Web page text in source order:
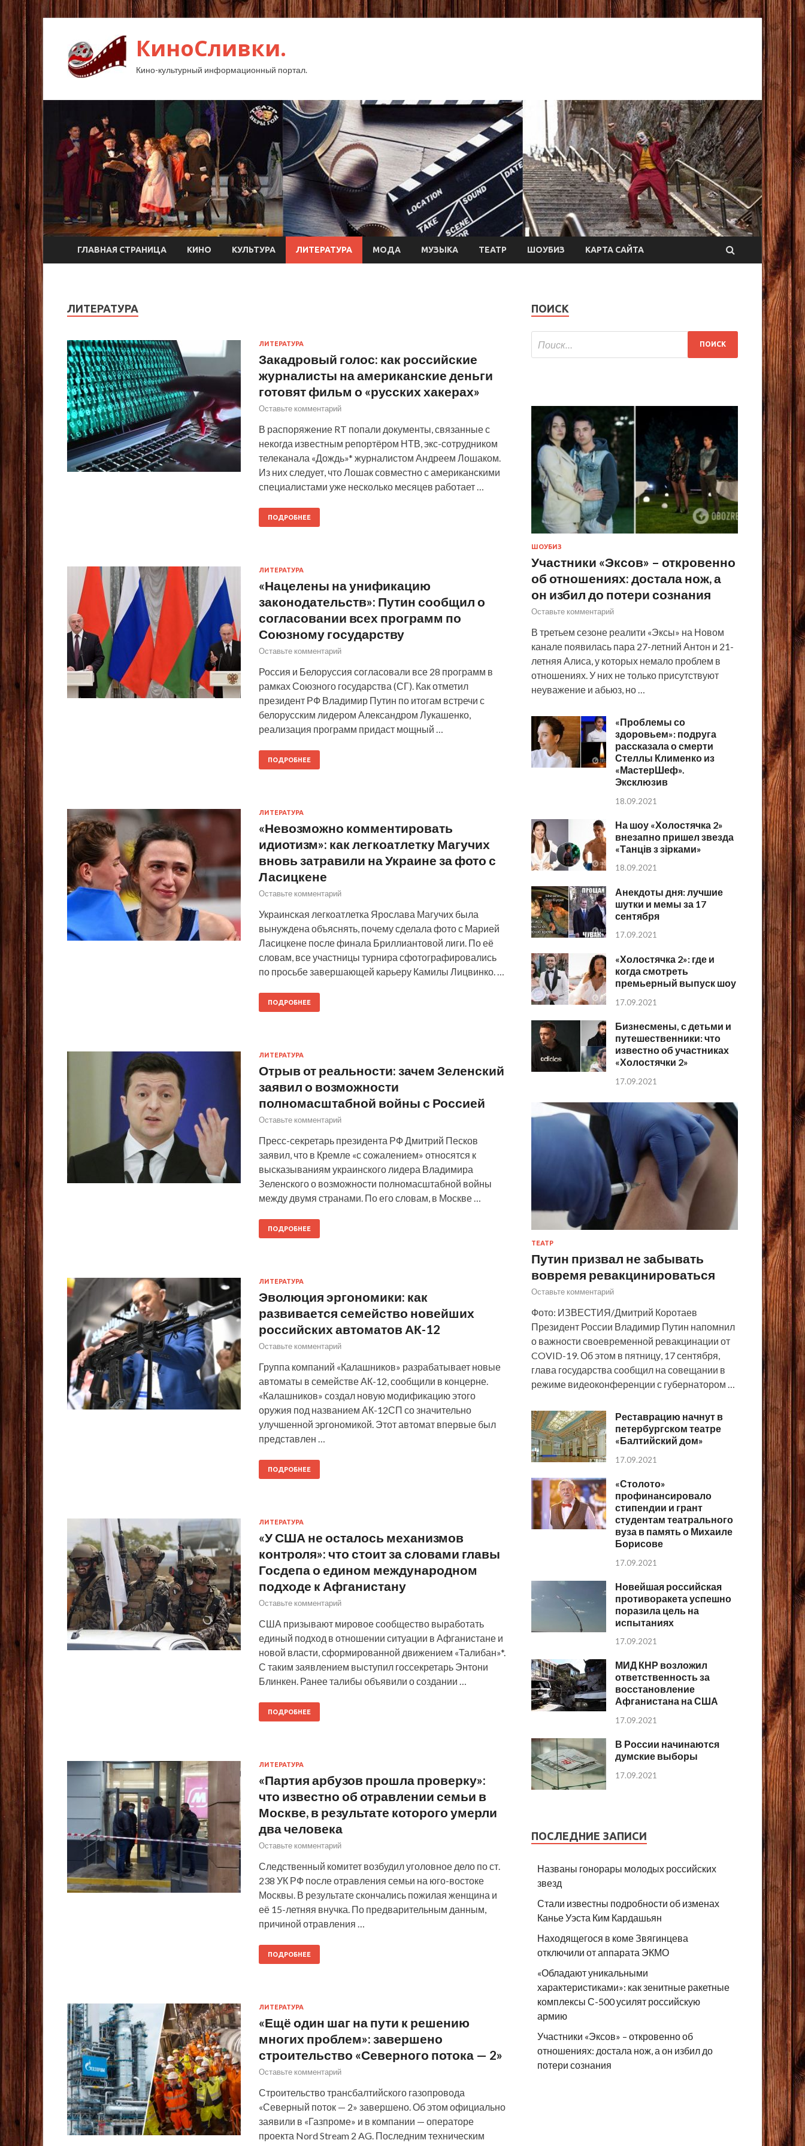
КиноСливки.
Кино-культурный информационный портал.
ГЛАВНАЯ СТРАНИЦА КИНО КУЛЬТУРА ЛИТЕРАТУРА МОДА МУЗЫКА ТЕАТР ШОУБИЗ КАРТА САЙТА
ЛИТЕРАТУРА
ЛИТЕРАТУРА
Закадровый голос: как российские
журналисты на американские деньги
готовят фильм о «русских хакерах»
Оставьте комментарий
В распоряжение RT попали документы, связанные с
некогда известным репортёром НТВ, экс-сотрудником
телеканала «Дождь»* журналистом Андреем Лошаком.
Из них следует, что Лошак совместно с американскими
специалистами уже несколько месяцев работает …
ПОДРОБНЕЕ
ЛИТЕРАТУРА
«Нацелены на унификацию
законодательств»: Путин сообщил о
согласовании всех программ по
Союзному государству
Оставьте комментарий
Россия и Белоруссия согласовали все 28 программ в
рамках Союзного государства (СГ). Как отметил
президент РФ Владимир Путин по итогам встречи с
белорусским лидером Александром Лукашенко,
реализация программ придаст мощный …
ПОДРОБНЕЕ
ЛИТЕРАТУРА
«Невозможно комментировать
идиотизм»: как легкоатлетку Магучих
вновь затравили на Украине за фото с
Ласицкене
Оставьте комментарий
Украинская легкоатлетка Ярослава Магучих была
вынуждена объяснять, почему сделала фото с Марией
Ласицкене после финала Бриллиантовой лиги. По её
словам, все участницы турнира сфотографировались
по просьбе завершающей карьеру Камилы Лицвинко. …
ПОДРОБНЕЕ
ЛИТЕРАТУРА
Отрыв от реальности: зачем Зеленский
заявил о возможности
полномасштабной войны с Россией
Оставьте комментарий
Пресс-секретарь президента РФ Дмитрий Песков
заявил, что в Кремле «с сожалением» относятся к
высказываниям украинского лидера Владимира
Зеленского о возможности полномасштабной войны
между двумя странами. По его словам, в Москве …
ПОДРОБНЕЕ
ЛИТЕРАТУРА
Эволюция эргономики: как
развивается семейство новейших
российских автоматов АК-12
Оставьте комментарий
Группа компаний «Калашников» разрабатывает новые
автоматы в семействе АК-12, сообщили в концерне.
«Калашников» создал новую модификацию этого
оружия под названием АК-12СП со значительно
улучшенной эргономикой. Этот автомат впервые был
представлен …
ПОДРОБНЕЕ
ЛИТЕРАТУРА
«У США не осталось механизмов
контроля»: что стоит за словами главы
Госдепа о едином международном
подходе к Афганистану
Оставьте комментарий
США призывают мировое сообщество выработать
единый подход в отношении ситуации в Афганистане и
новой власти, сформированной движением «Талибан»*.
С таким заявлением выступил госсекретарь Энтони
Блинкен. Ранее талибы объявили о создании …
ПОДРОБНЕЕ
ЛИТЕРАТУРА
«Партия арбузов прошла проверку»:
что известно об отравлении семьи в
Москве, в результате которого умерли
два человека
Оставьте комментарий
Следственный комитет возбудил уголовное дело по ст.
238 УК РФ после отравления семьи на юго-востоке
Москвы. В результате скончались пожилая женщина и
её 15-летняя внучка. По предварительным данным,
причиной отравления …
ПОДРОБНЕЕ
ЛИТЕРАТУРА
«Ещё один шаг на пути к решению
многих проблем»: завершено
строительство «Северного потока — 2»
Оставьте комментарий
Строительство трансбалтийского газопровода
«Северный поток — 2» завершено. Об этом официально
заявили в «Газпроме» и в компании — операторе
проекта Nord Stream 2 AG. Последним техническим
ПОИСК
ШОУБИЗ
Участники «Эксов» – откровенно
об отношениях: достала нож, а
он избил до потери сознания
Оставьте комментарий
В третьем сезоне реалити «Эксы» на Новом
канале появилась пара 27-летний Антон и 21-
летняя Алиса, у которых немало проблем в
отношениях. У них не только присутствуют
неуважение и абьюз, но …
«Проблемы со
здоровьем»: подруга
рассказала о смерти
Стеллы Клименко из
«МастерШеф».
Эксклюзив
18.09.2021
На шоу «Холостячка 2»
внезапно пришел звезда
«Танців з зірками»
18.09.2021
Анекдоты дня: лучшие
шутки и мемы за 17
сентября
17.09.2021
«Холостячка 2»: где и
когда смотреть
премьерный выпуск шоу
17.09.2021
Бизнесмены, с детьми и
путешественники: что
известно об участниках
«Холостячки 2»
17.09.2021
ТЕАТР
Путин призвал не забывать
вовремя ревакцинироваться
Оставьте комментарий
Фото: ИЗВЕСТИЯ/Дмитрий Коротаев
Президент России Владимир Путин напомнил
о важности своевременной ревакцинации от
COVID-19. Об этом в пятницу, 17 сентября,
глава государства сообщил на совещании в
режиме видеоконференции с губернатором …
Реставрацию начнут в
петербургском театре
«Балтийский дом»
17.09.2021
«Столото»
профинансировало
стипендии и грант
студентам театрального
вуза в память о Михаиле
Борисове
17.09.2021
Новейшая российская
противоракета успешно
поразила цель на
испытаниях
17.09.2021
МИД КНР возложил
ответственность за
восстановление
Афганистана на США
17.09.2021
В России начинаются
думские выборы
17.09.2021
ПОСЛЕДНИЕ ЗАПИСИ
Названы гонорары молодых российских
звезд
Стали известны подробности об изменах
Канье Уэста Ким Кардашьян
Находящегося в коме Звягинцева
отключили от аппарата ЭКМО
«Обладают уникальными
характеристиками»: как зенитные ракетные
комплексы С-500 усилят российскую
армию
Участники «Эксов» – откровенно об
отношениях: достала нож, а он избил до
потери сознания